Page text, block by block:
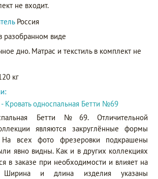
не входит.
Россия
разобранном виде
дно. Матрас и текстиль в комплект не
кг
Кровать односпальная Бетти №69
Бетти №69. Отличительной
являются закруглённые формы
всех фото фрезеровки подкрашены
явно видны. Как и в других коллекциях
в заказе при необходимости и влияет на
Ширина и длина изделия указаны